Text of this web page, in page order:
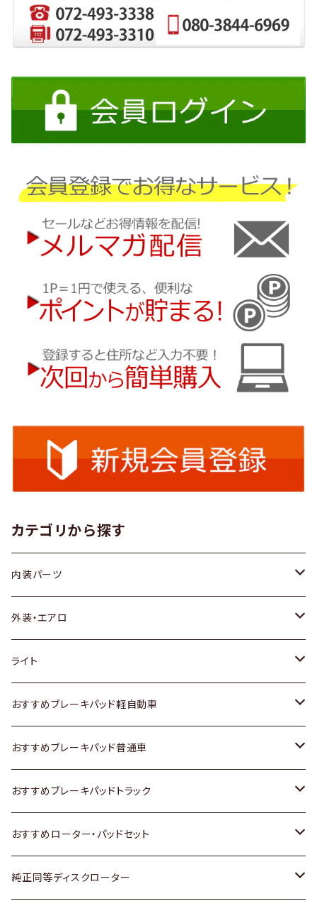
カテゴリから探す
内装パーツ
トヨタ
ホンダ
スズキ
日産
いすゞ
ダイハツ
マツダ
外装・エアロ
トヨタ
ホンダ
スズキ
日産
いすゞ
ダイハツ
ライト
トヨタ
スズキ
日産
いすゞ
ダイハツ
おすすめブレーキパッド軽自動車
トヨタ
ホンダ
スズキ
日産
おすすめブレーキパッド普通車
トヨタ
ホンダ
スズキ
おすすめブレーキパッドトラック
トヨタ
日産
おすすめローター・パッドセット
トヨタ
純正同等ディスクローター